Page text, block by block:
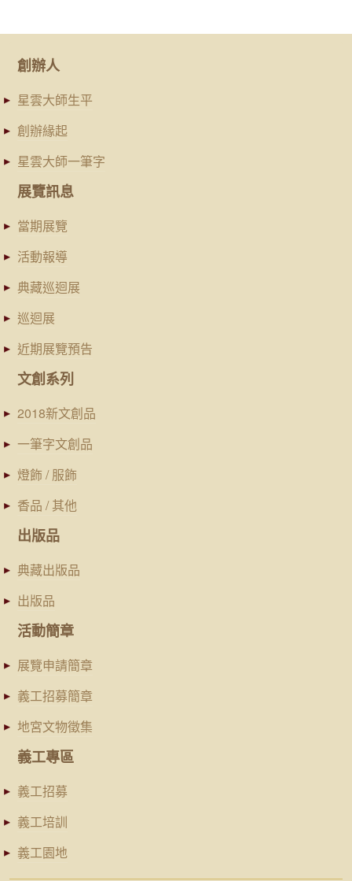
創辦人
星雲大師生平
創辦緣起
星雲大師一筆字
展覽訊息
當期展覽
活動報導
典藏巡迴展
巡迴展
近期展覽預告
文創系列
2018新文創品
一筆字文創品
燈飾 / 服飾
香品 / 其他
出版品
典藏出版品
出版品
活動簡章
展覽申請簡章
義工招募簡章
地宮文物徵集
義工專區
義工招募
義工培訓
義工園地